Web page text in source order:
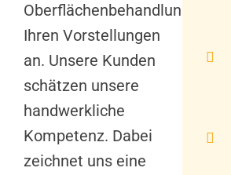
Oberflächenbehandlung
Ihren Vorstellungen
an. Unsere Kunden
schätzen unsere
handwerkliche
Kompetenz. Dabei
zeichnet uns eine